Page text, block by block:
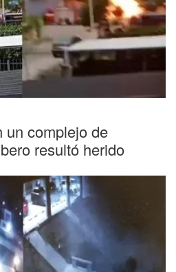
un complejo de
resultó herido